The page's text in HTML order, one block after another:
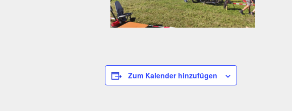
Zum Kalender hinzufügen